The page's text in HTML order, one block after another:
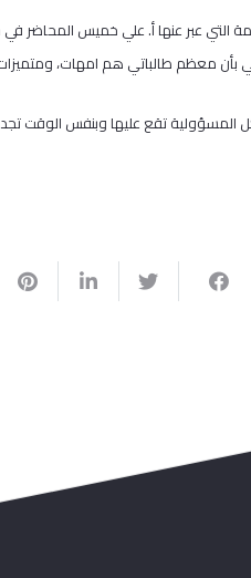
التي عبر عنها أ. علي خميس المحاضر في
بأن معظم طالباتي هم امهات،
تقع عليها وبنفس الوقت